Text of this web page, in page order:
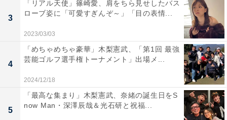
3
「リアル天使」篠崎愛、肩をちら見せしたバス
ローブ姿に「可愛すぎんぞ～」「目の表情...
2023/03/03
4
「めちゃめちゃ豪華」木梨憲武、「第1回 最強
芸能ゴルフ選手権トーナメント」出場メ...
2024/12/18
5
「最高な集まり」木梨憲武、奈緒の誕生日をS
now Man・深澤辰哉＆光石研と祝福...